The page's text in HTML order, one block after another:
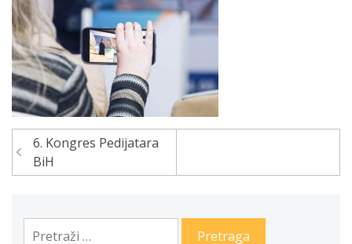
Navigacija
članaka
6. Kongres Pedijatara
BiH
Pretraga: